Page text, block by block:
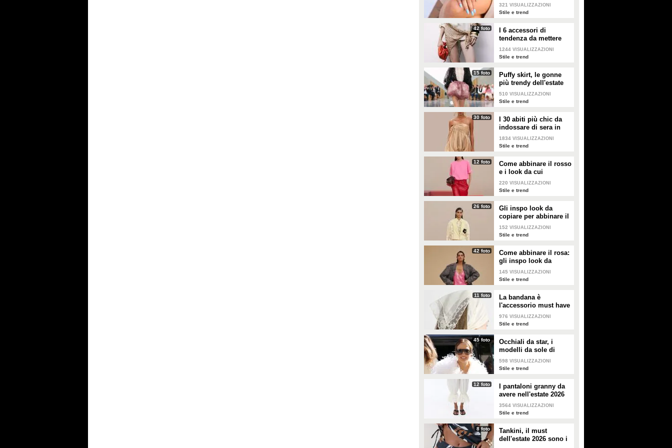
321 VISUALIZZAZIONI
Stile e trend
42 foto
I 6 accessori di
tendenza da mettere
nella valigia dell'estate
2026
1244 VISUALIZZAZIONI
Stile e trend
15 foto
Puffy skirt, le gonne
più trendy dell'estate
2026 sono quelle a
palloncino
510 VISUALIZZAZIONI
Stile e trend
30 foto
I 30 abiti più chic da
indossare di sera in
estate
1834 VISUALIZZAZIONI
Stile e trend
12 foto
Come abbinare il rosso
e i look da cui
prendere ispirazione
220 VISUALIZZAZIONI
Stile e trend
26 foto
Gli inspo look da
copiare per abbinare il
giallo
152 VISUALIZZAZIONI
Stile e trend
42 foto
Come abbinare il rosa:
gli inspo look da
copiare
145 VISUALIZZAZIONI
Stile e trend
11 foto
La bandana è
l'accessorio must have
dell'estate 2026: i
modelli di tendenza
976 VISUALIZZAZIONI
Stile e trend
45 foto
Occhiali da star, i
modelli da sole di
tendenza per l'estate
2026
598 VISUALIZZAZIONI
Stile e trend
12 foto
I pantaloni granny da
avere nell'estate 2026
3564 VISUALIZZAZIONI
Stile e trend
8 foto
Tankini, il must
dell'estate 2026 sono i